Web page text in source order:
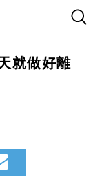
就做好離